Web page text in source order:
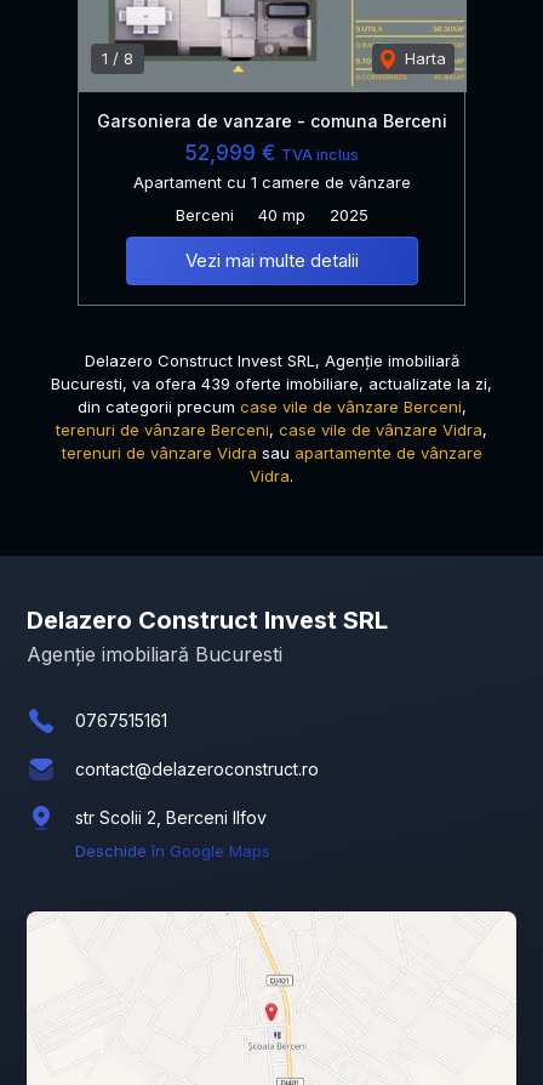
1 / 8 Harta
Garsoniera de vanzare - comuna Berceni
52,999 € TVA inclus
Apartament cu 1 camere de vânzare
Berceni
40 mp 2025
Vezi mai multe detalii
Delazero Construct Invest SRL, Agenție imobiliară
Bucuresti, va ofera 439 oferte imobiliare, actualizate la zi,
din categorii precum case vile de vânzare Berceni,
terenuri de vânzare Berceni, case vile de vânzare Vidra,
terenuri de vânzare Vidra sau apartamente de vânzare
Vidra.
Delazero Construct Invest SRL
Agenție imobiliară Bucuresti
0767515161
contact@delazeroconstruct.ro
str Scolii 2, Berceni Ilfov
Deschide în Google Maps